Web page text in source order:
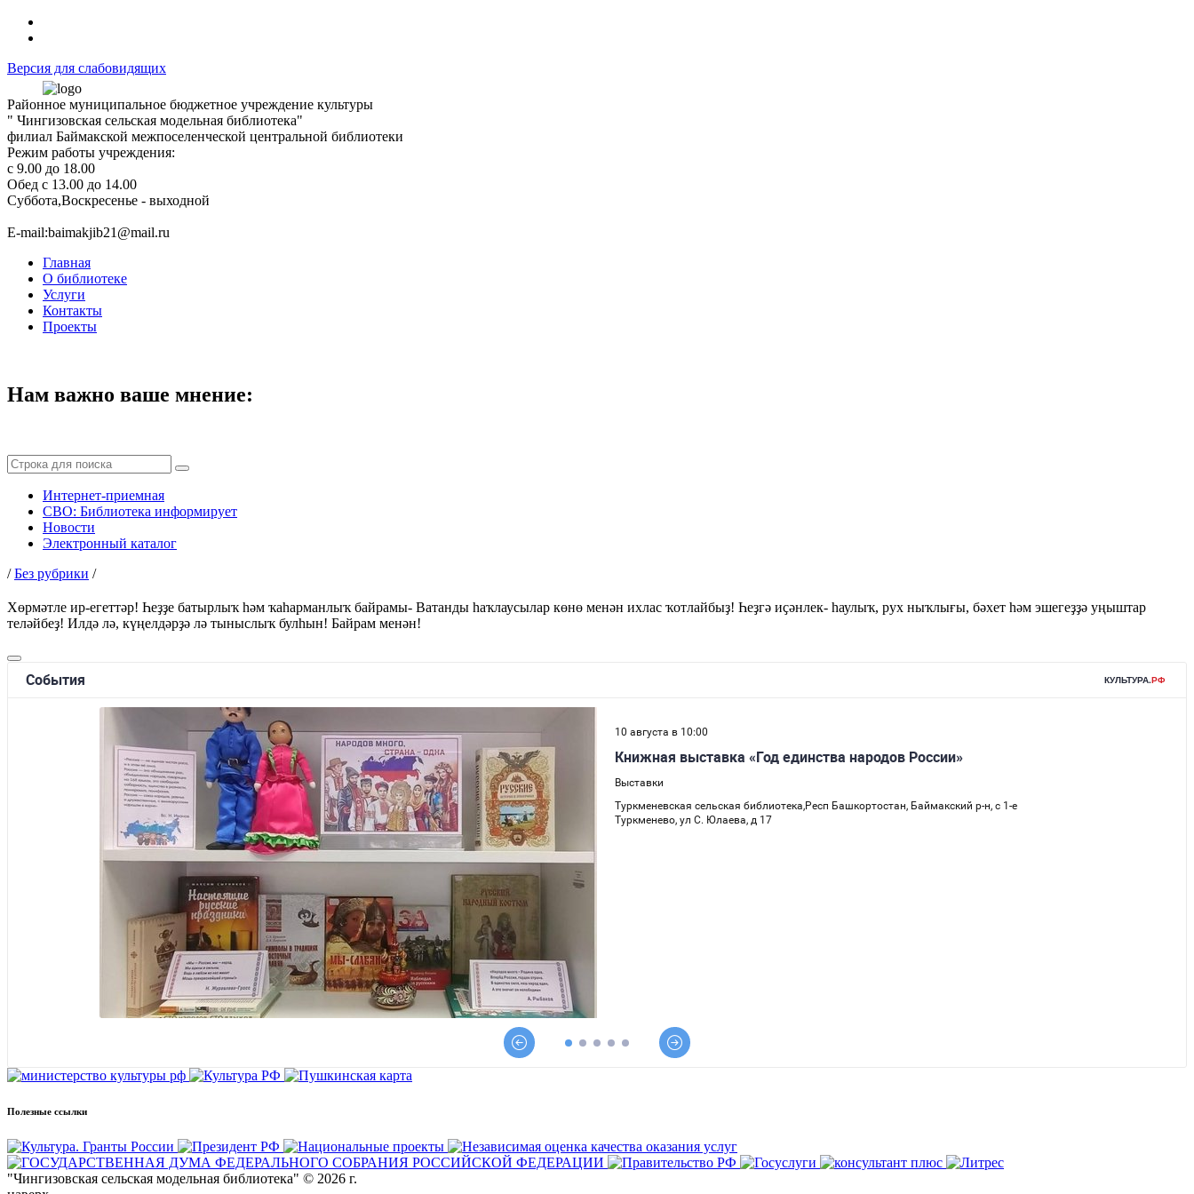
Версия для слабовидящих
Районное муниципальное бюджетное учреждение культуры
" Чингизовская сельская модельная библиотека"
филиал Баймакской межпоселенческой центральной библиотеки
Режим работы учреждения:
с 9.00 до 18.00
Обед с 13.00 до 14.00
Суббота,Воскресенье - выходной
Е-mail:baimakjib21@mail.ru
Главная
О библиотеке
Услуги
Контакты
Проекты
Нам важно ваше мнение:
Интернет-приемная
СВО: Библиотека информирует
Новости
Электронный каталог
/Без рубрики /
Хөрмәтле ир-егеттәр! Һеҙҙе батырлыҡ һәм ҡаһарманлыҡ байрамы- Ватанды һаҡлаусылар көнө менән ихлас ҡотлайбыҙ! Һеҙгә иҫәнлек- һаулыҡ, рух ныҡлығы, бәхет һәм эшегеҙҙә уңыштар
теләйбеҙ! Илдә лә, күңелдәрҙә лә тыныслыҡ булһын! Байрам менән!
Полезные ссылки
"Чингизовская сельская модельная библиотека" © 2026 г.